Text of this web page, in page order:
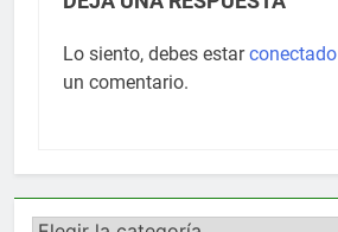
Lo siento, debes estarconectado
un comentario.